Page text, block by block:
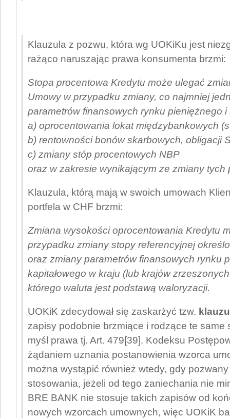
Klauzula z pozwu, która wg UOKiKu jest
rażąco naruszając prawa konsumenta brzmi:
Stopa procentowa Kredytu może ulegać
Umowy w przypadku zmiany, co najmniej
parametrów finansowych rynku pieniężnego i
a) oprocentowania lokat międzybankowych
b) rentowności bonów skarbowych, obligacji
c) zmiany stóp procentowych NBP
oraz w zakresie wynikającym ze zmiany tych
Klauzula, którą mają w swoich umowach
portfela w CHF brzmi:
Zmiana wysokości oprocentowania Kredytu
przypadku zmiany stopy referencyjnej
oraz zmiany parametrów finansowych rynku
kapitałowego w kraju (lub krajów
którego waluta jest podstawą waloryzacji.
UOKiK zdecydował się zaskarżyć tzw.
zapisy podobnie brzmiące i rodzące te same
myśl prawa tj. Art. 479[39]. Kodeksu
żądaniem uznania postanowienia wzorca
można wystąpić również wtedy, gdy pozwany
stosowania, jeżeli od tego zaniechania nie
BRE BANK nie stosuje takich zapisów od
nowych wzorcach umownych, więc UOKiK